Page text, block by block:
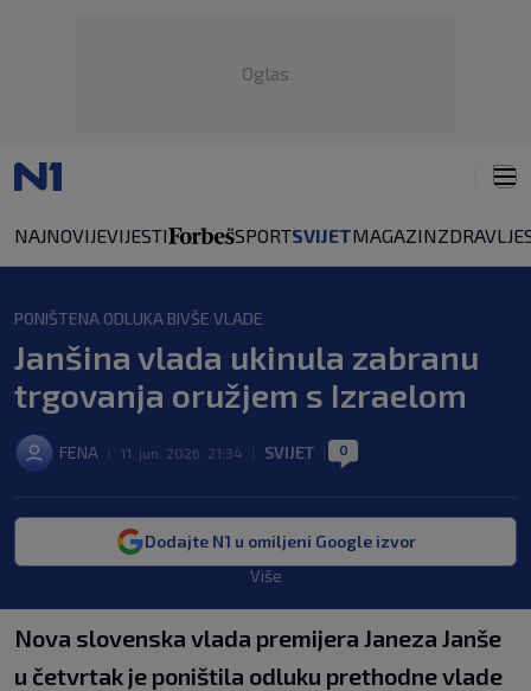
Oglas
NAJNOVIJEVIJESTI SPORTSVIJETMAGAZINZDRAVLJE
PONIŠTENA ODLUKA BIVŠE VLADE
Janšina vlada ukinula zabranu
trgovanja oružjem s Izraelom
FENA 11. jun. 2026. 21:34 SVIJET 0
Dodajte N1 u omiljeni Google izvor
Više
Nova slovenska vlada premijera Janeza Janše
u četvrtak je poništila odluku prethodne vlade